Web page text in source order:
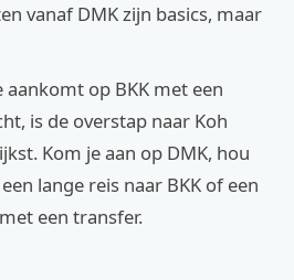
vanaf DMK zijn basics, maar
aankomt op BKK met een
is de overstap naar Koh
Kom je aan op DMK, hou
lange reis naar BKK of een
een transfer.